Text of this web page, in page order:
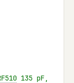
135 pF,